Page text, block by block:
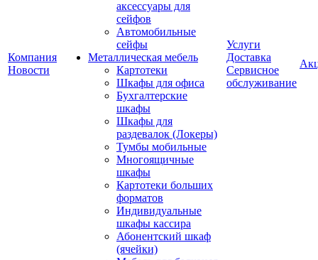
Компания
Новости
аксессуары для
сейфов
Автомобильные
сейфы
Металлическая мебель
Картотеки
Шкафы для офиса
Бухгалтерские
шкафы
Шкафы для
раздевалок (Локеры)
Тумбы мобильные
Многоящичные
шкафы
Картотеки больших
форматов
Индивидуальные
шкафы кассира
Абонентский шкаф
(ячейки)
Услуги
Доставка
Сервисное
обслуживание